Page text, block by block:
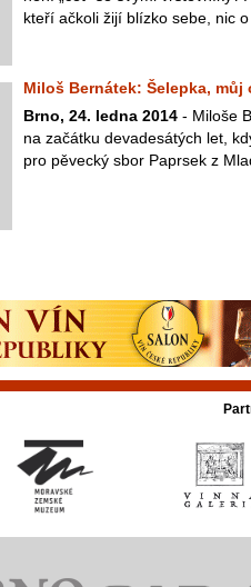
kteří ačkoli žijí blízko sebe, nic
Miloš Bernátek: Šelepka, můj
Brno, 24. ledna 2014 - Miloše
na začátku devadesátých let,
pro pěvecký sbor Paprsek z